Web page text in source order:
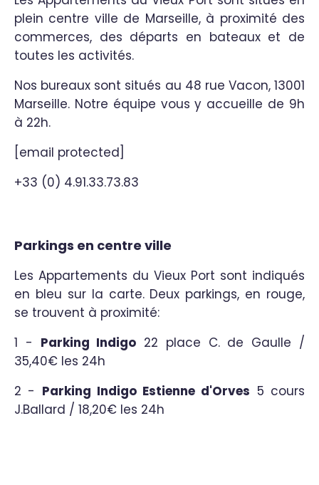
plein centre ville de Marseille, à proximité des
commerces, des départs en bateaux et de
toutes les activités.
Nos bureaux sont situés au 48 rue Vacon, 13001
Marseille. Notre équipe vous y accueille de 9h
à 22h.
[email protected]
+33 (0) 4.91.33.73.83
Parkings en centre ville
Les Appartements du Vieux Port sont indiqués
en bleu sur la carte. Deux parkings, en rouge,
se trouvent à proximité:
1 - Parking Indigo 22 place C. de Gaulle /
35,40€ les 24h
2 - Parking Indigo Estienne d'Orves 5 cours
J.Ballard / 18,20€ les 24h